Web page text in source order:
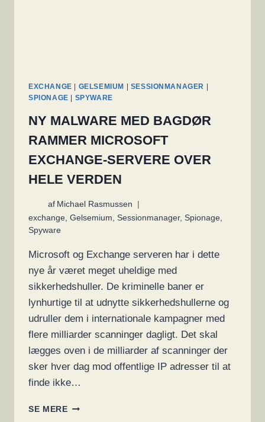
EXCHANGE | GELSEMIUM | SESSIONMANAGER |
SPIONAGE | SPYWARE
NY MALWARE MED BAGDØR
RAMMER MICROSOFT
EXCHANGE-SERVERE OVER
HELE VERDEN
af Michael Rasmussen
exchange, Gelsemium, Sessionmanager, Spionage,
Spyware
Microsoft og Exchange serveren har i dette
nye år været meget uheldige med
sikkerhedshuller. De kriminelle baner er
lynhurtige til at udnytte sikkerhedshullerne og
udruller dem i internationale kampagner med
flere milliarder scanninger dagligt. Det skal
lægges oven i de milliarder af scanninger der
sker hver dag mod offentlige IP adresser til at
finde ikke…
SE MERENY